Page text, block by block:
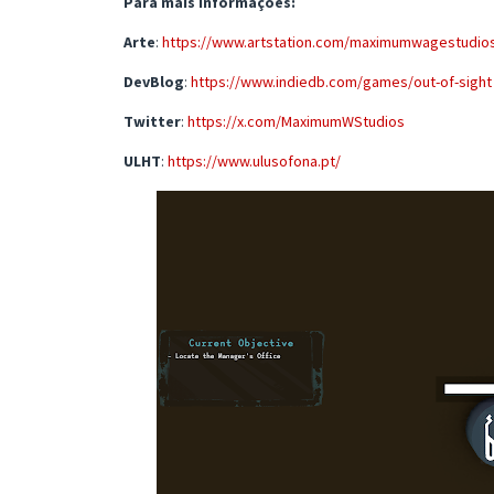
Arte: https://www.artstation.com/
DevBlog: https://www.indiedb.com/games/out-of-sight
Twitter: https://x.com/MaximumWStudios
ULHT: https://www.ulusofona.pt/